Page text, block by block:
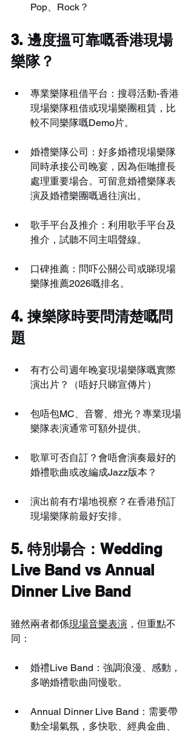
Pop、Rock？
3. 邊度搵可靠嘅香港現場
樂隊？
專業樂隊租借平台：搜尋活動-香港
現場樂隊租借或現場樂團租賃，比
較不同樂隊嘅Demo片。
婚禮樂隊公司：好多婚禮現場樂隊
同時承接公司晚宴，因為佢哋擅長
處理重要場合。可留意婚禮樂隊表
演及婚禮樂團嘅過往演出。
歌手平台及推介：利用歌手平台及
推介，試聽不同主唱聲線。
口碑推薦：問吓公關公司或睇現場
樂隊推薦2026嘅排名。
4. 揀樂隊時要問清楚嘅問
題
有冇公司週年晚宴現場樂隊嘅實際
演出片？（唔好只睇宣傳片）
包唔包MC、音響、燈光？專業現場
樂隊表演通常可額外提供。
歌單可否自訂？會唔會演奏最好的
婚禮歌曲或改編成Jazz版本？
演出前有冇場地視察？在香港預訂
現場樂隊前最好安排。
5. 特別場合：Wedding
Live Band vs Annual
Dinner Live Band
雖然兩者都係現場音樂表演 ，但重點不
同：
婚禮Live Band：強調浪漫、感動，
多啲婚禮歌曲同慢歌。
Annual Dinner Live Band：需要帶
動全場氣氛，多快歌、經典金曲、